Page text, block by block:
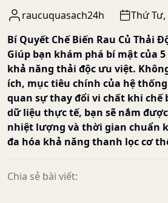
raucuquasach24h
Thứ
Bí Quyết Chế Biến Rau Củ Thải
Giúp bạn khám phá bí mật của
khả năng thải độc ưu việt.
ích, mục tiêu chính của hệ
quan sự thay đổi vi chất khi chế
dữ liệu thực tế, bạn sẽ nắm
nhiệt lượng và thời gian chuẩn
đa hóa khả năng thanh lọc cơ
Chia sẻ bài viết: